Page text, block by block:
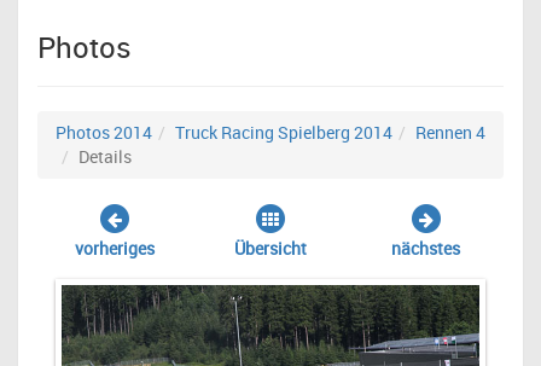
Photos
Photos 2014 Truck Racing Spielberg 2014
Rennen 4
Details
vorheriges Übersicht nächstes